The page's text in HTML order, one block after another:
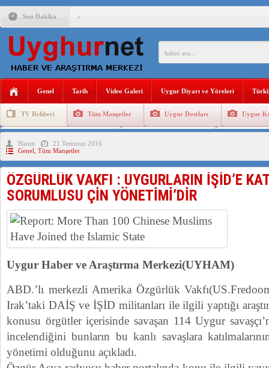
Son Dakika
ANAHTAR PARTİ GENEL BAŞKANI AĞIRALİOĞLU :
DİYANET AKADEMİSİ BAŞKANI DOÇ.DR.KAAN : DOĞU
150 YILDIR KAYNAYAN YARAMIZ : ÇİN İŞGALİNDEKİ
MHP’DEN URUMÇİ KATLİAMI MESAJİ : 05.07.2009
ÇİN’İN ANKARA BÜYÜKELÇİSİ JİANG’İN TRABZON
Genel Tarih Video Galeri Uygur Diyarı ve Yöreleri
TV Rehberi Tüm Manşetler Uygur Dostları Uygur
Uygurlarda Düğün ve Cenaze
Hamit
21 Temmuz 2016
Genel Tüm Manşetler
ÖZGÜRLÜK VAKFI : UYGURLARIN İŞİD’E
SORUMLUSU ÇİN YÖNETİMİ’DİR
Uygur Haber ve Araştırma Merkezi(UYHAM)
ABD.’lı merkezli Amerika Özgürlük
Irak’taki DAİŞ ve İŞİD militanları ile ilgili yaptığı
konusu örgütler içerisinde savaşan 114 Uygur
incelendiğini bunların bu kanlı savaşlara
yönetimi olduğunu açıkladı.